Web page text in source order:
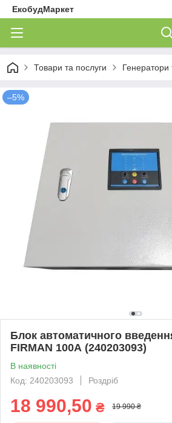
ЕкобудМаркет
Товари та послуги Генератори
–5%
Блок автоматичного
FIRMAN 100А (240203093)
В наявності
Код: 240203093
Роздріб
18 990,50 ₴ 19 990 ₴